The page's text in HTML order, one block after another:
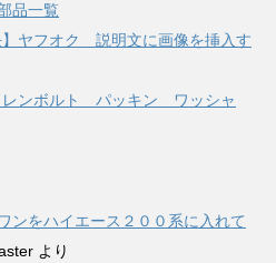
品一覧
】ヤフオク 説明文に画像を挿入す
レンボルト パッキン ワッシャ
をハイエース２００系に入れて
より